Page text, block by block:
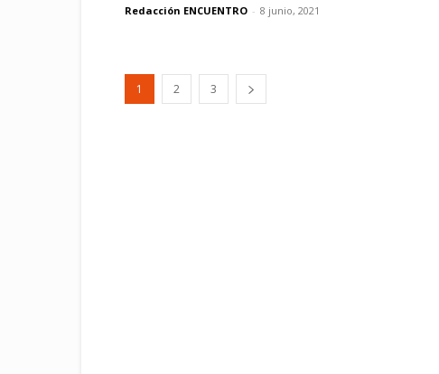
Redacción ENCUENTRO - 8 junio, 2021
1 2 3